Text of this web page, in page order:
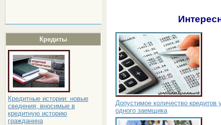
Кредиты
Кредитные истории: новые
сведения, вносимые в
кредитную историю
гражданина
Допустимое количество кредитов
одного заемщика